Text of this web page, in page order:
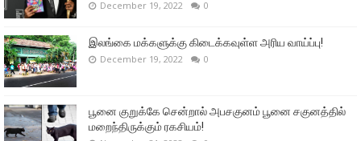
December 19, 2022 0
இலங்கை மக்களுக்கு கிடைக்கவுள்ள அரிய வாய்ப்பு!
December 19, 2022 0
பூனை குறுக்கே சென்றால் அபசகுனம் பூனை சகுனத்தில்
மறைந்திருக்கும் ரகசியம்!